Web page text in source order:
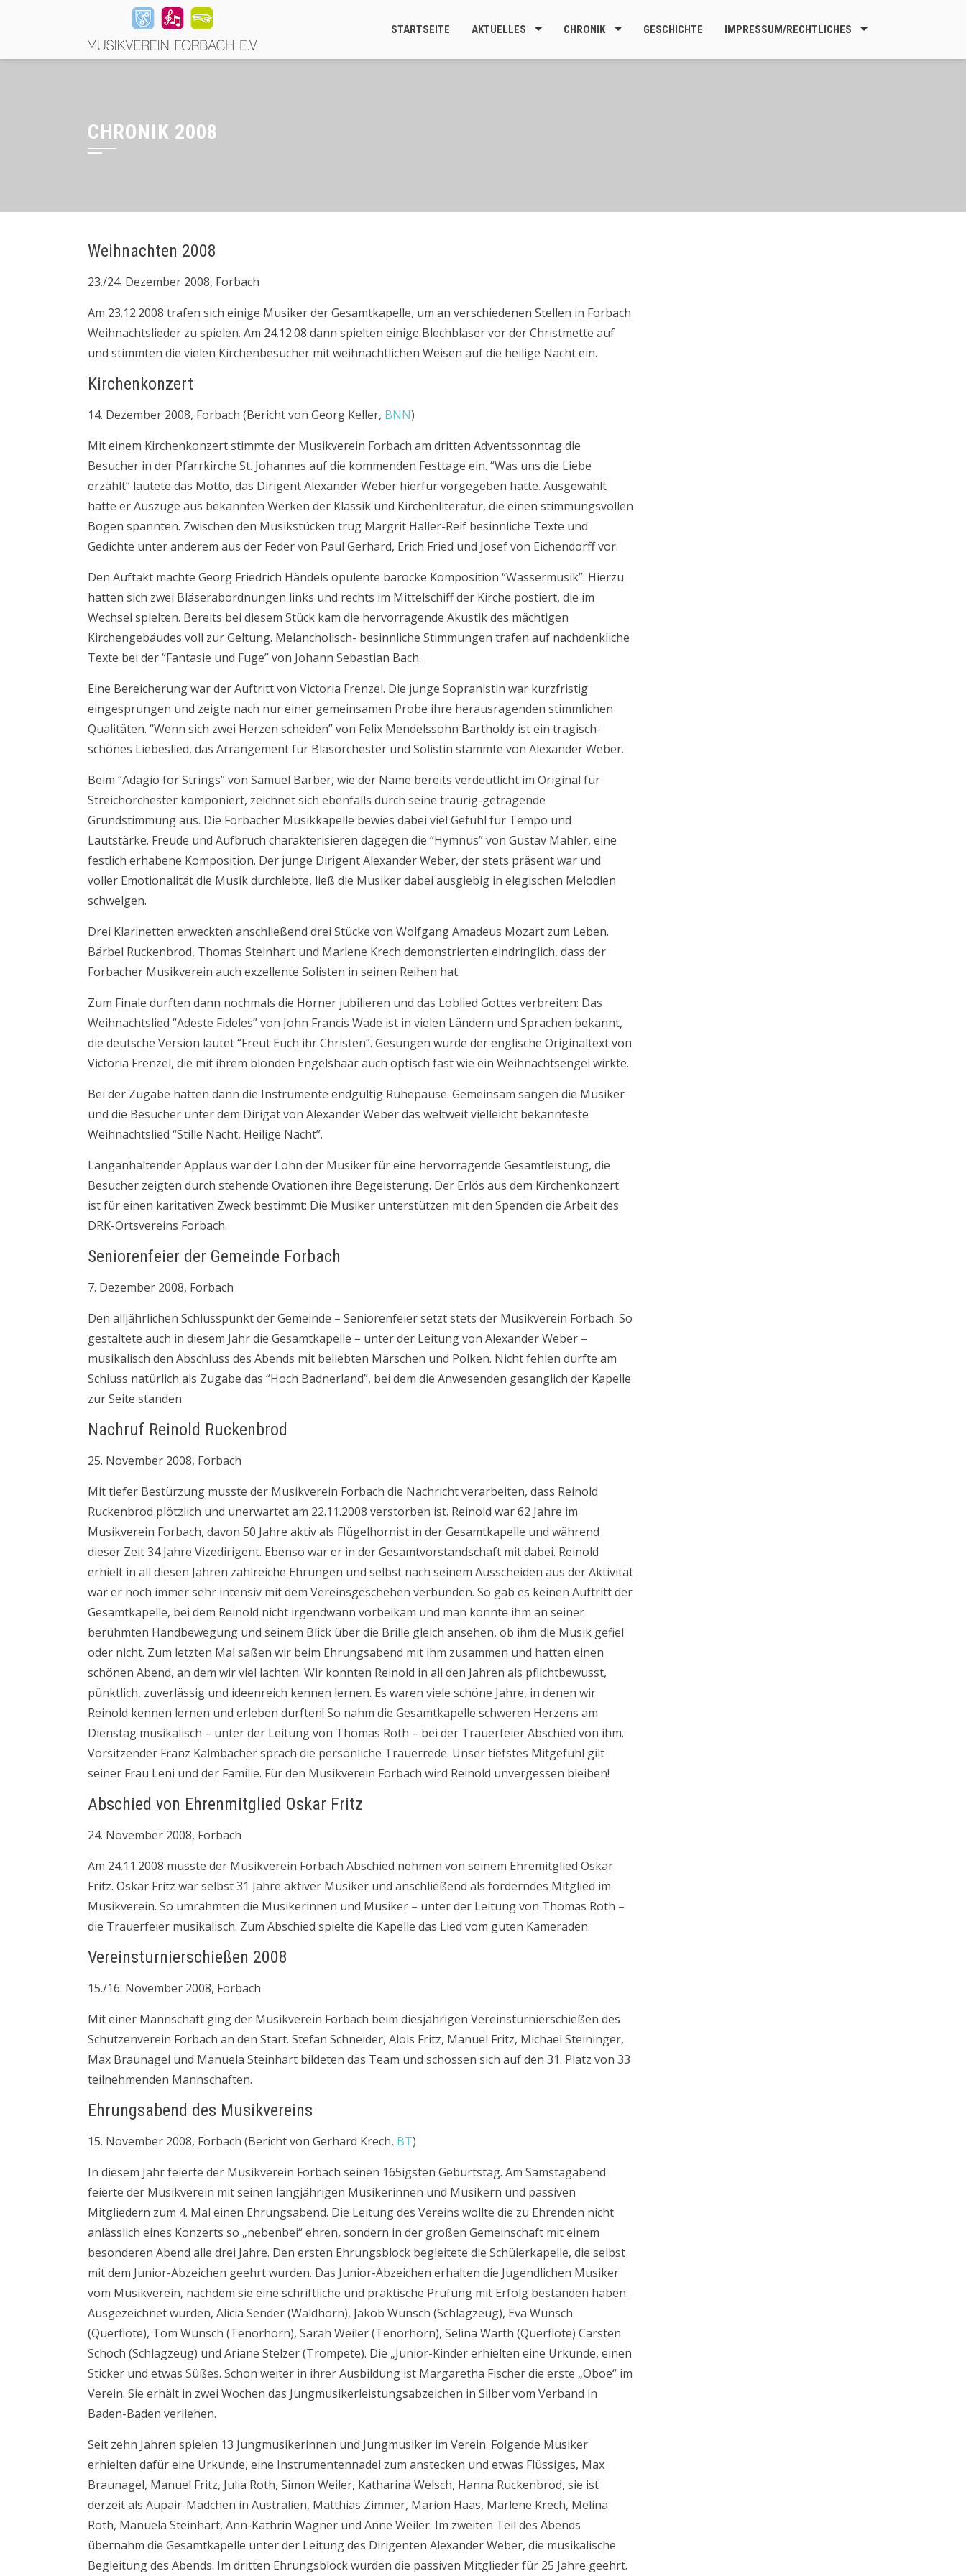
STARTSEITE AKTUELLES CHRONIK GESCHICHTE IMPRESSUM/RECHTLICHES
CHRONIK 2008
Weihnachten 2008
23./24. Dezember 2008, Forbach
Am 23.12.2008 trafen sich einige Musiker der Gesamtkapelle, um an verschiedenen Stellen in Forbach
Weihnachtslieder zu spielen. Am 24.12.08 dann spielten einige Blechbläser vor der Christmette auf
und stimmten die vielen Kirchenbesucher mit weihnachtlichen Weisen auf die heilige Nacht ein.
Kirchenkonzert
14. Dezember 2008, Forbach (Bericht von Georg Keller, BNN)
Mit einem Kirchenkonzert stimmte der Musikverein Forbach am dritten Adventssonntag die
Besucher in der Pfarrkirche St. Johannes auf die kommenden Festtage ein. “Was uns die Liebe
erzählt” lautete das Motto, das Dirigent Alexander Weber hierfür vorgegeben hatte. Ausgewählt
hatte er Auszüge aus bekannten Werken der Klassik und Kirchenliteratur, die einen stimmungsvollen
Bogen spannten. Zwischen den Musikstücken trug Margrit Haller-Reif besinnliche Texte und
Gedichte unter anderem aus der Feder von Paul Gerhard, Erich Fried und Josef von Eichendorff vor.
Den Auftakt machte Georg Friedrich Händels opulente barocke Komposition “Wassermusik”. Hierzu
hatten sich zwei Bläserabordnungen links und rechts im Mittelschiff der Kirche postiert, die im
Wechsel spielten. Bereits bei diesem Stück kam die hervorragende Akustik des mächtigen
Kirchengebäudes voll zur Geltung. Melancholisch- besinnliche Stimmungen trafen auf nachdenkliche
Texte bei der “Fantasie und Fuge” von Johann Sebastian Bach.
Eine Bereicherung war der Auftritt von Victoria Frenzel. Die junge Sopranistin war kurzfristig
eingesprungen und zeigte nach nur einer gemeinsamen Probe ihre herausragenden stimmlichen
Qualitäten. “Wenn sich zwei Herzen scheiden” von Felix Mendelssohn Bartholdy ist ein tragisch-
schönes Liebeslied, das Arrangement für Blasorchester und Solistin stammte von Alexander Weber.
Beim “Adagio for Strings” von Samuel Barber, wie der Name bereits verdeutlicht im Original für
Streichorchester komponiert, zeichnet sich ebenfalls durch seine traurig-getragende
Grundstimmung aus. Die Forbacher Musikkapelle bewies dabei viel Gefühl für Tempo und
Lautstärke. Freude und Aufbruch charakterisieren dagegen die “Hymnus” von Gustav Mahler, eine
festlich erhabene Komposition. Der junge Dirigent Alexander Weber, der stets präsent war und
voller Emotionalität die Musik durchlebte, ließ die Musiker dabei ausgiebig in elegischen Melodien
schwelgen.
Drei Klarinetten erweckten anschließend drei Stücke von Wolfgang Amadeus Mozart zum Leben.
Bärbel Ruckenbrod, Thomas Steinhart und Marlene Krech demonstrierten eindringlich, dass der
Forbacher Musikverein auch exzellente Solisten in seinen Reihen hat.
Zum Finale durften dann nochmals die Hörner jubilieren und das Loblied Gottes verbreiten: Das
Weihnachtslied “Adeste Fideles” von John Francis Wade ist in vielen Ländern und Sprachen bekannt,
die deutsche Version lautet “Freut Euch ihr Christen”. Gesungen wurde der englische Originaltext von
Victoria Frenzel, die mit ihrem blonden Engelshaar auch optisch fast wie ein Weihnachtsengel wirkte.
Bei der Zugabe hatten dann die Instrumente endgültig Ruhepause. Gemeinsam sangen die Musiker
und die Besucher unter dem Dirigat von Alexander Weber das weltweit vielleicht bekannteste
Weihnachtslied “Stille Nacht, Heilige Nacht”.
Langanhaltender Applaus war der Lohn der Musiker für eine hervorragende Gesamtleistung, die
Besucher zeigten durch stehende Ovationen ihre Begeisterung. Der Erlös aus dem Kirchenkonzert
ist für einen karitativen Zweck bestimmt: Die Musiker unterstützen mit den Spenden die Arbeit des
DRK-Ortsvereins Forbach.
Seniorenfeier der Gemeinde Forbach
7. Dezember 2008, Forbach
Den alljährlichen Schlusspunkt der Gemeinde – Seniorenfeier setzt stets der Musikverein Forbach. So
gestaltete auch in diesem Jahr die Gesamtkapelle – unter der Leitung von Alexander Weber –
musikalisch den Abschluss des Abends mit beliebten Märschen und Polken. Nicht fehlen durfte am
Schluss natürlich als Zugabe das “Hoch Badnerland”, bei dem die Anwesenden gesanglich der Kapelle
zur Seite standen.
Nachruf Reinold Ruckenbrod
25. November 2008, Forbach
Mit tiefer Bestürzung musste der Musikverein Forbach die Nachricht verarbeiten, dass Reinold
Ruckenbrod plötzlich und unerwartet am 22.11.2008 verstorben ist. Reinold war 62 Jahre im
Musikverein Forbach, davon 50 Jahre aktiv als Flügelhornist in der Gesamtkapelle und während
dieser Zeit 34 Jahre Vizedirigent. Ebenso war er in der Gesamtvorstandschaft mit dabei. Reinold
erhielt in all diesen Jahren zahlreiche Ehrungen und selbst nach seinem Ausscheiden aus der Aktivität
war er noch immer sehr intensiv mit dem Vereinsgeschehen verbunden. So gab es keinen Auftritt der
Gesamtkapelle, bei dem Reinold nicht irgendwann vorbeikam und man konnte ihm an seiner
berühmten Handbewegung und seinem Blick über die Brille gleich ansehen, ob ihm die Musik gefiel
oder nicht. Zum letzten Mal saßen wir beim Ehrungsabend mit ihm zusammen und hatten einen
schönen Abend, an dem wir viel lachten. Wir konnten Reinold in all den Jahren als pflichtbewusst,
pünktlich, zuverlässig und ideenreich kennen lernen. Es waren viele schöne Jahre, in denen wir
Reinold kennen lernen und erleben durften! So nahm die Gesamtkapelle schweren Herzens am
Dienstag musikalisch – unter der Leitung von Thomas Roth – bei der Trauerfeier Abschied von ihm.
Vorsitzender Franz Kalmbacher sprach die persönliche Trauerrede. Unser tiefstes Mitgefühl gilt
seiner Frau Leni und der Familie. Für den Musikverein Forbach wird Reinold unvergessen bleiben!
Abschied von Ehrenmitglied Oskar Fritz
24. November 2008, Forbach
Am 24.11.2008 musste der Musikverein Forbach Abschied nehmen von seinem Ehremitglied Oskar
Fritz. Oskar Fritz war selbst 31 Jahre aktiver Musiker und anschließend als förderndes Mitglied im
Musikverein. So umrahmten die Musikerinnen und Musiker – unter der Leitung von Thomas Roth –
die Trauerfeier musikalisch. Zum Abschied spielte die Kapelle das Lied vom guten Kameraden.
Vereinsturnierschießen 2008
15./16. November 2008, Forbach
Mit einer Mannschaft ging der Musikverein Forbach beim diesjährigen Vereinsturnierschießen des
Schützenverein Forbach an den Start. Stefan Schneider, Alois Fritz, Manuel Fritz, Michael Steininger,
Max Braunagel und Manuela Steinhart bildeten das Team und schossen sich auf den 31. Platz von 33
teilnehmenden Mannschaften.
Ehrungsabend des Musikvereins
15. November 2008, Forbach (Bericht von Gerhard Krech, BT)
In diesem Jahr feierte der Musikverein Forbach seinen 165igsten Geburtstag. Am Samstagabend
feierte der Musikverein mit seinen langjährigen Musikerinnen und Musikern und passiven
Mitgliedern zum 4. Mal einen Ehrungsabend. Die Leitung des Vereins wollte die zu Ehrenden nicht
anlässlich eines Konzerts so „nebenbei“ ehren, sondern in der großen Gemeinschaft mit einem
besonderen Abend alle drei Jahre. Den ersten Ehrungsblock begleitete die Schülerkapelle, die selbst
mit dem Junior-Abzeichen geehrt wurden. Das Junior-Abzeichen erhalten die Jugendlichen Musiker
vom Musikverein, nachdem sie eine schriftliche und praktische Prüfung mit Erfolg bestanden haben.
Ausgezeichnet wurden, Alicia Sender (Waldhorn), Jakob Wunsch (Schlagzeug), Eva Wunsch
(Querflöte), Tom Wunsch (Tenorhorn), Sarah Weiler (Tenorhorn), Selina Warth (Querflöte) Carsten
Schoch (Schlagzeug) und Ariane Stelzer (Trompete). Die „Junior-Kinder erhielten eine Urkunde, einen
Sticker und etwas Süßes. Schon weiter in ihrer Ausbildung ist Margaretha Fischer die erste „Oboe“ im
Verein. Sie erhält in zwei Wochen das Jungmusikerleistungsabzeichen in Silber vom Verband in
Baden-Baden verliehen.
Seit zehn Jahren spielen 13 Jungmusikerinnen und Jungmusiker im Verein. Folgende Musiker
erhielten dafür eine Urkunde, eine Instrumentennadel zum anstecken und etwas Flüssiges, Max
Braunagel, Manuel Fritz, Julia Roth, Simon Weiler, Katharina Welsch, Hanna Ruckenbrod, sie ist
derzeit als Aupair-Mädchen in Australien, Matthias Zimmer, Marion Haas, Marlene Krech, Melina
Roth, Manuela Steinhart, Ann-Kathrin Wagner und Anne Weiler. Im zweiten Teil des Abends
übernahm die Gesamtkapelle unter der Leitung des Dirigenten Alexander Weber, die musikalische
Begleitung des Abends. Im dritten Ehrungsblock wurden die passiven Mitglieder für 25 Jahre geehrt.